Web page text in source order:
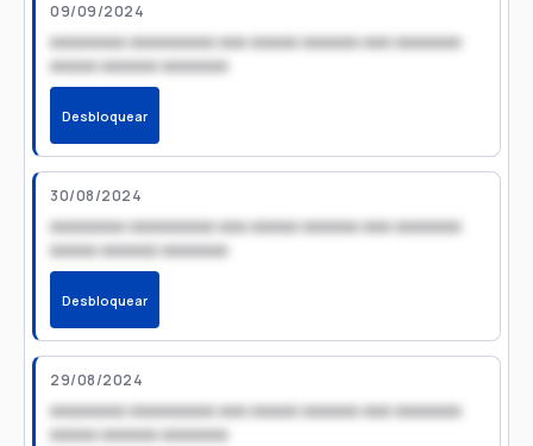
09/09/2024
xxxxxxxx xxxxxxxxx xxx xxxxx xxxxxx xxx xxxxxxx
xxxxx xxxxxx xxxxxxx
Desbloquear
30/08/2024
xxxxxxxx xxxxxxxxx xxx xxxxx xxxxxx xxx xxxxxxx
xxxxx xxxxxx xxxxxxx
Desbloquear
29/08/2024
xxxxxxxx xxxxxxxxx xxx xxxxx xxxxxx xxx xxxxxxx
xxxxx xxxxxx xxxxxxx